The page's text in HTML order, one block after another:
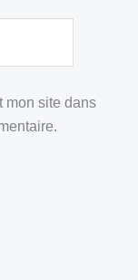
mon site dans